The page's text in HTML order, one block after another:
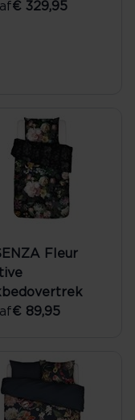
€ 329,95
Fleur
€ 89,95